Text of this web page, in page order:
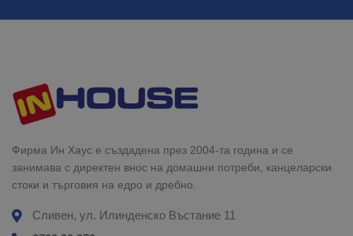
Фирма Ин Хаус е създадена през 2004-та година и се
занимава с директен внос на домашни потреби, канцеларски
стоки и търговия на едро и дребно.
Сливен, ул. Илинденско Въстание 11